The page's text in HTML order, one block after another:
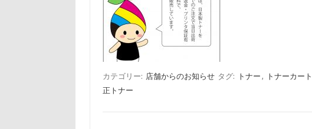
カテゴリー: 店舗からのお知らせ タグ: トナー , トナーカー
正トナー